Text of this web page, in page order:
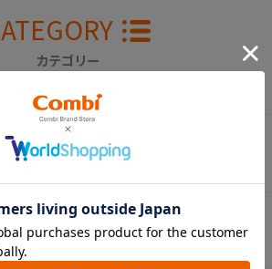
カテゴリー
抱っこひも
（子守帯）